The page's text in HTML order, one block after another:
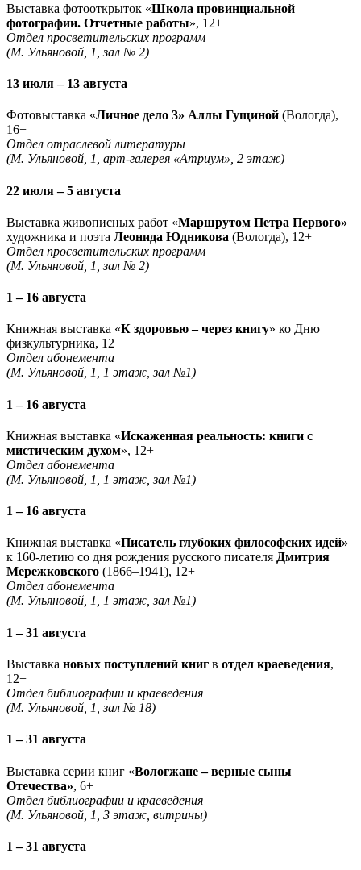
Выставка фотооткрыток «Школа провинциальной
фотографии. Отчетные работы», 12+
Отдел просветительских программ
(М. Ульяновой, 1, зал № 2)
13 июля – 13 августа
Фотовыставка «Личное дело 3» Аллы Гущиной (Вологда),
16+
Отдел отраслевой литературы
(М. Ульяновой, 1, арт-галерея «Атриум», 2 этаж)
22 июля – 5 августа
Выставка живописных работ «Маршрутом Петра Первого»
художника и поэта Леонида Юдникова (Вологда), 12+
Отдел просветительских программ
(М. Ульяновой, 1, зал № 2)
1 – 16 августа
Книжная выставка «К здоровью – через книгу» ко Дню
физкультурника, 12+
Отдел абонемента
(М. Ульяновой, 1, 1 этаж, зал №1)
1 – 16 августа
Книжная выставка «Искаженная реальность: книги с
мистическим духом», 12+
Отдел абонемента
(М. Ульяновой, 1, 1 этаж, зал №1)
1 – 16 августа
Книжная выставка «Писатель глубоких философских идей»
к 160-летию со дня рождения русского писателя Дмитрия
Мережковского (1866–1941), 12+
Отдел абонемента
(М. Ульяновой, 1, 1 этаж, зал №1)
1 – 31 августа
Выставка новых поступлений книг в отдел краеведения,
12+
Отдел библиографии и краеведения
(М. Ульяновой, 1, зал № 18)
1 – 31 августа
Выставка серии книг «Вологжане – верные сыны
Отечества», 6+
Отдел библиографии и краеведения
(М. Ульяновой, 1, 3 этаж, витрины)
1 – 31 августа